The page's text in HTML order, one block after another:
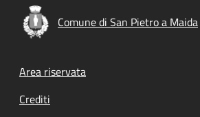
Comune di San Pietro a Maida
Footer menu
Area riservata
Crediti